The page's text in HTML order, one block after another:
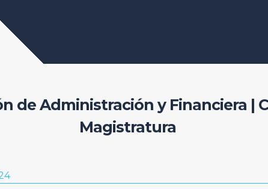
de Administración y Financiera |
Magistratura